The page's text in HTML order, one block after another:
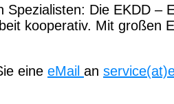
Die EKDD –
kooperativ. Mit großen
eine eMail an